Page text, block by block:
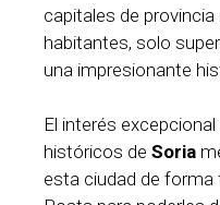
capitales de
habitantes, solo
una impresionante
El interés
históricos de Soria
esta ciudad de forma